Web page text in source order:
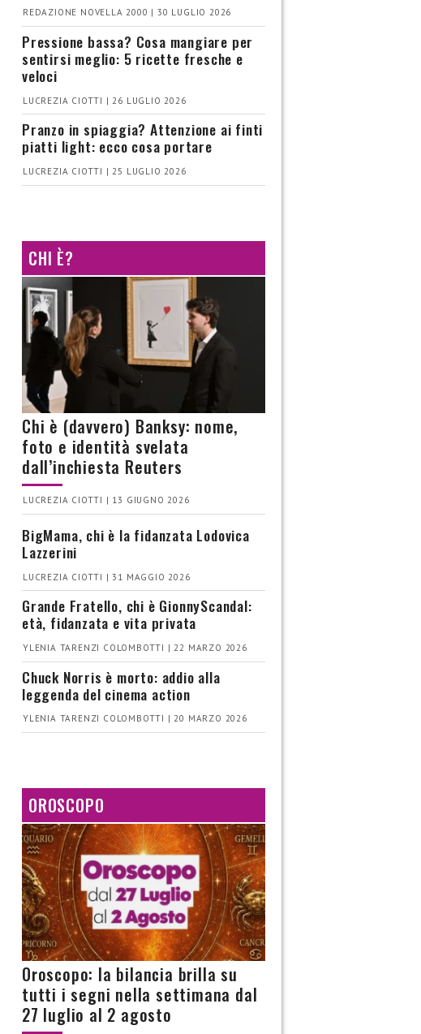
REDAZIONE NOVELLA 2000 | 30 LUGLIO 2026
Pressione bassa? Cosa mangiare per
sentirsi meglio: 5 ricette fresche e
veloci
LUCREZIA CIOTTI | 26 LUGLIO 2026
Pranzo in spiaggia? Attenzione ai finti
piatti light: ecco cosa portare
LUCREZIA CIOTTI | 25 LUGLIO 2026
CHI È?
Chi è (davvero) Banksy: nome,
foto e identità svelata
dall’inchiesta Reuters
LUCREZIA CIOTTI | 13 GIUGNO 2026
BigMama, chi è la fidanzata Lodovica
Lazzerini
LUCREZIA CIOTTI | 31 MAGGIO 2026
Grande Fratello, chi è GionnyScandal:
età, fidanzata e vita privata
YLENIA TARENZI COLOMBOTTI | 22 MARZO 2026
Chuck Norris è morto: addio alla
leggenda del cinema action
YLENIA TARENZI COLOMBOTTI | 20 MARZO 2026
OROSCOPO
Oroscopo: la bilancia brilla su
tutti i segni nella settimana dal
27 luglio al 2 agosto